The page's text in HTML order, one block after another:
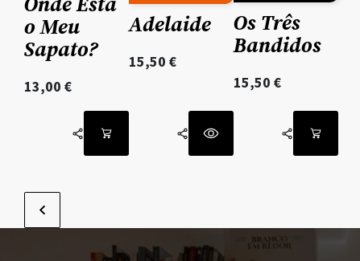
o Meu
Sapato?
13,00 €
Adelaide
15,50 €
Os Três
Bandidos
15,50 €